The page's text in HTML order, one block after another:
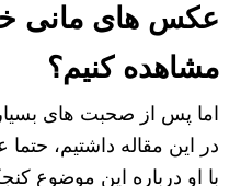
عکس های مانی
مشاهده کنیم؟
اما پس از صحبت های
در این مقاله داشتیم،
با او درباره این موضوع